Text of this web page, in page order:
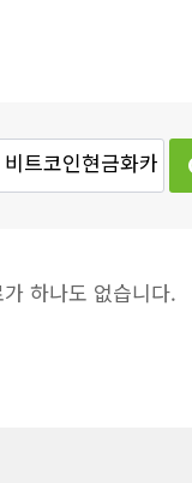
하나도 없습니다.